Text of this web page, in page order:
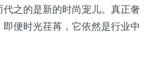
之的是新的时尚宠儿。真正奢
便时光荏苒，它依然是行业中